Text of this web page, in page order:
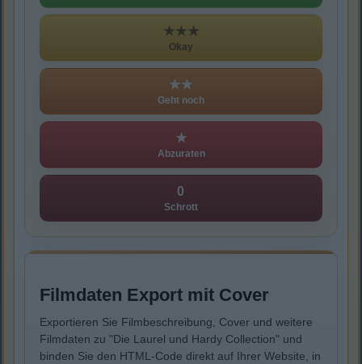
★★★
Okay
★★
Geht noch
★
Abzuraten
0
Schrott
Filmdaten Export mit Cover
Exportieren Sie Filmbeschreibung, Cover und weitere
Filmdaten zu "Die Laurel und Hardy Collection" und
binden Sie den HTML-Code direkt auf Ihrer Website, in